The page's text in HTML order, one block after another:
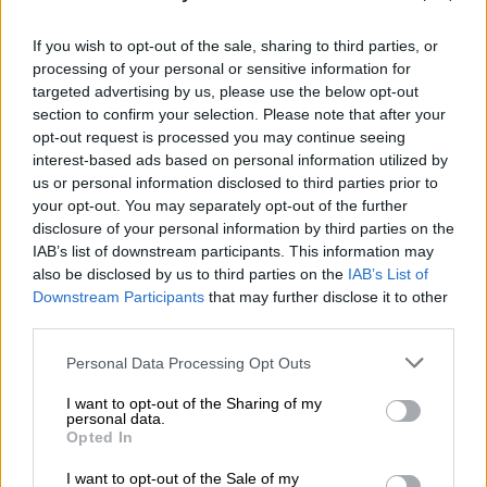
If you wish to opt-out of the sale, sharing to third parties, or
processing of your personal or sensitive information for
targeted advertising by us, please use the below opt-out
section to confirm your selection. Please note that after your
opt-out request is processed you may continue seeing
interest-based ads based on personal information utilized by
us or personal information disclosed to third parties prior to
your opt-out. You may separately opt-out of the further
disclosure of your personal information by third parties on the
IAB’s list of downstream participants. This information may
also be disclosed by us to third parties on the IAB’s List of
Downstream Participants that may further disclose it to other
Please note that this website/app uses one or more Google
not limited to your visit or usage behaviour. You may click to
grant or deny consent to Google and its third-party tags to
use your data for below specified purposes in below Google
consent section.
Personal Data Processing Opt Outs
I want to opt-out of the Sharing of my
personal data.
Opted In
I want to opt-out of the Sale of my
του αποτελεί ένα ιδιαίτερα σημαντικό
κομμάτι του Ε65, ο οποίος θα συνδέσει την
ΠΑΘΕ με την Ιόνια Οδό, θα επιτρέψει την
ταχύτερη μετακίνηση από τη Στερεά Ελλάδα
και τη Θεσσαλία απευθείας προς τη Δυτική
Ελλάδα και θα συνδέσει το λιμάνι της
Πάτρας με αυτό του Βόλου.
Τη σύμβαση του έργου υπέγραψαν παρουσία
του υπουργού Υποδομών,Κώστα Καραμανλή
ο Διευθυντής της Ειδικής Υπηρεσίας
Συντήρησης του υουργειου,Δημήτρης
Αναγνώπουλοςκαι εκ μέρους της αναδόχου
εταιρείας ΑΒΑΞ, ο Διευθύνων Σύμβουλος,
Κωνσταντίνος Μιτζάλης